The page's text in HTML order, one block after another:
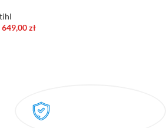
649,00zł